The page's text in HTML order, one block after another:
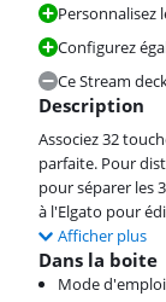
Personnalisez
Configurez
Ce Stream
Description
Associez 32
parfaite. Pour
pour séparer les
à l'Elgato pour
Afficher plus
Dans la boite
Mode d'emploi